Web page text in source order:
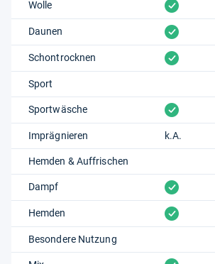
Wolle vorhanden
Daunen vorhanden
Schontrocknen vorhanden
Sport
Sportwäsche vorhanden
Imprägnieren k.A.
Hemden & Auffrischen
Dampf vorhanden
Hemden vorhanden
Besondere Nutzung